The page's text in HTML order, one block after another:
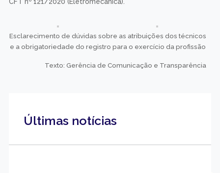
Esclarecimento de dúvidas sobre as atribuições dos técnicos
e a obrigatoriedade do registro para o exercício da profissão
Texto: Gerência de Comunicação e Transparência
Últimas notícias